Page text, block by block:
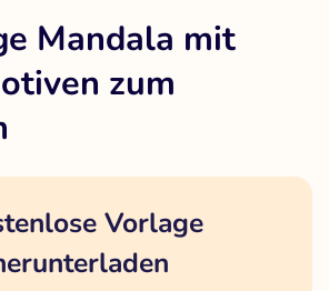
Mandala mit
zum
Vorlage